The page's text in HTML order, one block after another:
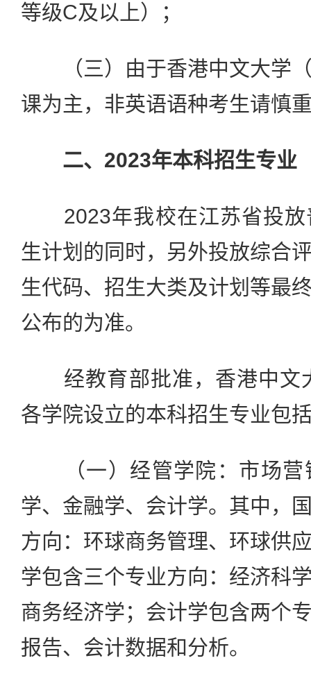
等级C及以上）；
（三）由于香港中文大学（
课为主，非英语语种考生请慎
二、2023年本科招生专业
2023年我校在江苏省投放
生计划的同时，另外投放综合
生代码、招生大类及计划等最
公布的为准。
经教育部批准，香港中文
各学院设立的本科招生专业包
（一）经管学院：市场营
学、金融学、会计学。其中，
方向：环球商务管理、环球供
学包含三个专业方向：经济科
商务经济学；会计学包含两个
报告、会计数据和分析。